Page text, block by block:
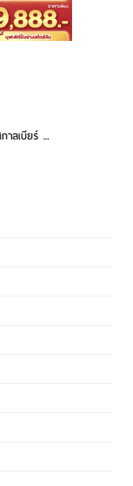
าลเบียร์ ...